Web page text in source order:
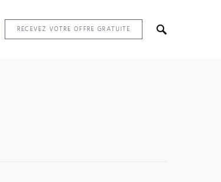
RECEVEZ VOTRE OFFRE GRATUITE